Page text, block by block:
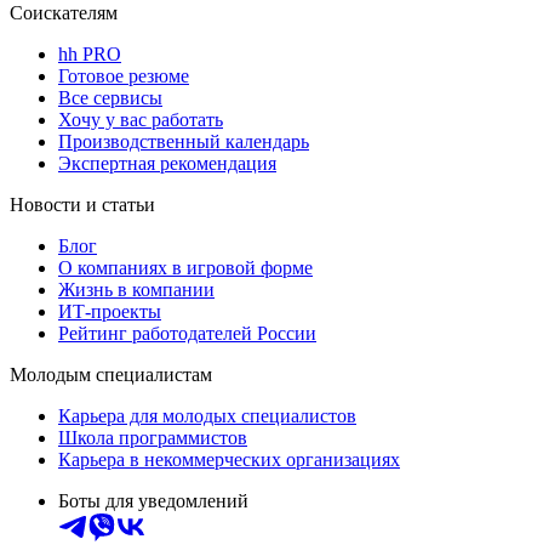
Соискателям
hh PRO
Готовое резюме
Все сервисы
Хочу у вас работать
Производственный календарь
Экспертная рекомендация
Новости и статьи
Блог
О компаниях в игровой форме
Жизнь в компании
ИТ-проекты
Рейтинг работодателей России
Молодым специалистам
Карьера для молодых специалистов
Школа программистов
Карьера в некоммерческих организациях
Боты для уведомлений